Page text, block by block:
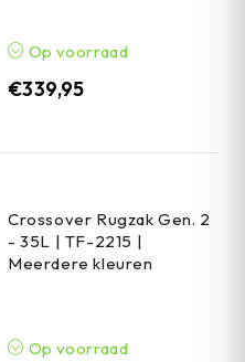
Op voorraad
€339,95
Crossover Rugzak Gen. 2
- 35L | TF-2215 |
Meerdere kleuren
Op voorraad